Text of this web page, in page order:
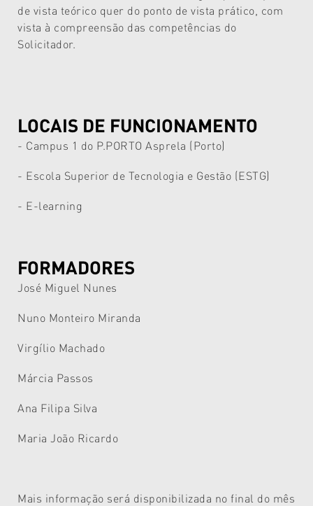
de vista teórico quer do ponto de vista prático, com
vista à compreensão das competências do
Solicitador.
LOCAIS DE FUNCIONAMENTO
- Campus 1 do P.PORTO Asprela (Porto)
- Escola Superior de Tecnologia e Gestão (ESTG)
- E-learning
FORMADORES
José Miguel Nunes
Nuno Monteiro Miranda
Virgílio Machado
Márcia Passos
Ana Filipa Silva
Maria João Ricardo
Mais informação será disponibilizada no final do mês